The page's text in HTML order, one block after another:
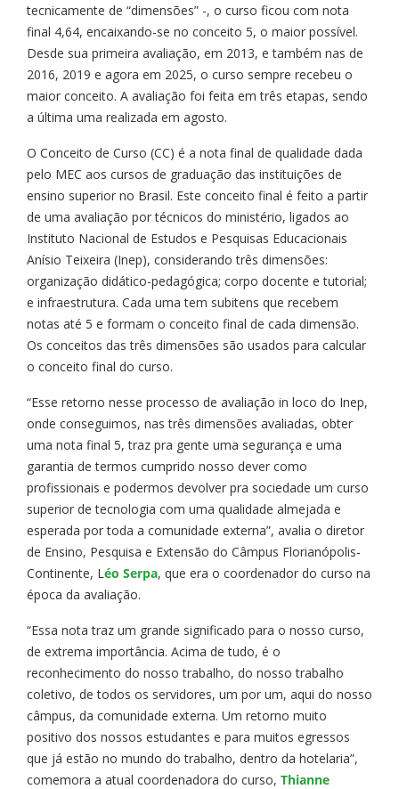
tecnicamente de “dimensões” -, o curso ficou com nota
final 4,64, encaixando-se no conceito 5, o maior possível.
Desde sua primeira avaliação, em 2013, e também nas de
2016, 2019 e agora em 2025, o curso sempre recebeu o
maior conceito. A avaliação foi feita em três etapas, sendo
a última uma realizada em agosto.
O Conceito de Curso (CC) é a nota final de qualidade dada
pelo MEC aos cursos de graduação das instituições de
ensino superior no Brasil. Este conceito final é feito a partir
de uma avaliação por técnicos do ministério, ligados ao
Instituto Nacional de Estudos e Pesquisas Educacionais
Anísio Teixeira (Inep), considerando três dimensões:
organização didático-pedagógica; corpo docente e tutorial;
e infraestrutura. Cada uma tem subitens que recebem
notas até 5 e formam o conceito final de cada dimensão.
Os conceitos das três dimensões são usados para calcular
o conceito final do curso.
“Esse retorno nesse processo de avaliação in loco do Inep,
onde conseguimos, nas três dimensões avaliadas, obter
uma nota final 5, traz pra gente uma segurança e uma
garantia de termos cumprido nosso dever como
profissionais e podermos devolver pra sociedade um curso
superior de tecnologia com uma qualidade almejada e
esperada por toda a comunidade externa”, avalia o diretor
de Ensino, Pesquisa e Extensão do Câmpus Florianópolis-
Continente, L éo Serpa, que era o coordenador do curso na
época da avaliação.
“Essa nota traz um grande significado para o nosso curso,
de extrema importância. Acima de tudo, é o
reconhecimento do nosso trabalho, do nosso trabalho
coletivo, de todos os servidores, um por um, aqui do nosso
câmpus, da comunidade externa. Um retorno muito
positivo dos nossos estudantes e para muitos egressos
que já estão no mundo do trabalho, dentro da hotelaria”,
comemora a atual coordenadora do curso, Thianne